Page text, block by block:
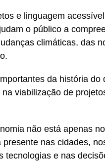
e linguagem
o público a
climáticas, das
da história do
viabilização de
não está apenas
nas cidades,
tecnologias e nas